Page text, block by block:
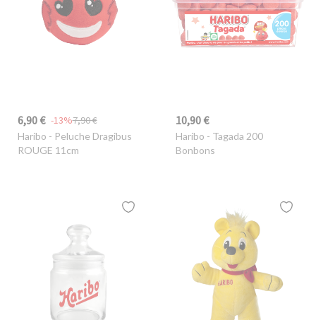
6,90 € 7,90 €
-13%
Haribo - Peluche Dragibus
ROUGE 11cm
10,90 €
Haribo - Tagada 200
Bonbons